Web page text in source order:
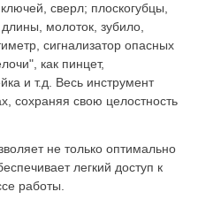
сверл; плоскогубцы,
молоток, зубило,
сигнализатор опасных
как пинцет,
и т.д. Весь инструмент
сохраняя свою целостность
не только оптимально
легкий доступ к
работы.